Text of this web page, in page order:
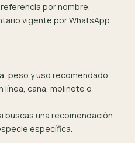
por nombre,
vigente por WhatsApp
peso y uso recomendado.
línea, caña, molinete o
buscas una recomendación
específica.